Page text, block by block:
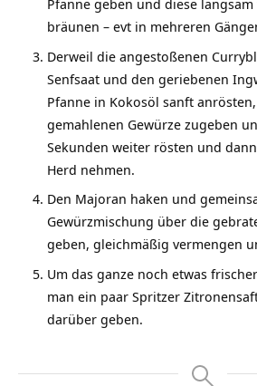
Pfanne geben und diese
bräunen – evt in mehreren
Derweil die angestoßenen
Senfsaat und den geriebenen
Pfanne in Kokosöl sanft
gemahlenen Gewürze zugeben
Sekunden weiter rösten und
Herd nehmen.
Den Majoran haken und
Gewürzmischung über die
geben, gleichmäßig vermengen
Um das ganze noch etwas
man ein paar Spritzer
darüber geben.